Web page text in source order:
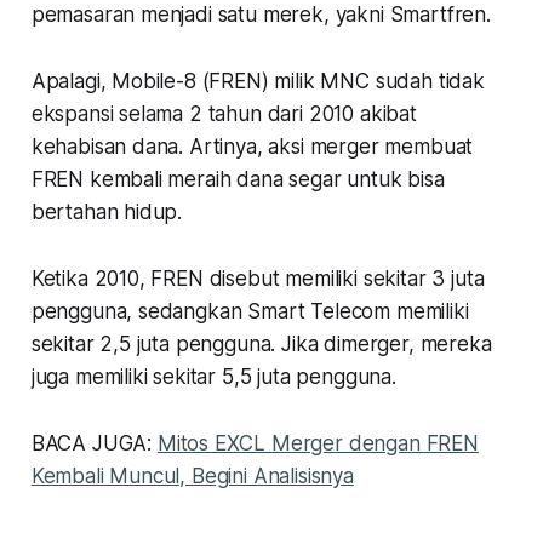
pemasaran menjadi satu merek, yakni Smartfren.
Apalagi, Mobile-8 (FREN) milik MNC sudah tidak
ekspansi selama 2 tahun dari 2010 akibat
kehabisan dana. Artinya, aksi merger membuat
FREN kembali meraih dana segar untuk bisa
bertahan hidup.
Ketika 2010, FREN disebut memiliki sekitar 3 juta
pengguna, sedangkan Smart Telecom memiliki
sekitar 2,5 juta pengguna. Jika dimerger, mereka
juga memiliki sekitar 5,5 juta pengguna.
BACA JUGA: Mitos EXCL Merger dengan FREN
Kembali Muncul, Begini Analisisnya